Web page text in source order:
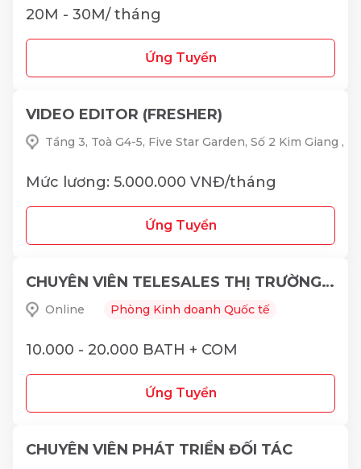
20M - 30M/ tháng
Ứng Tuyển
VIDEO EDITOR (FRESHER)
Tầng 3, Toà G4-5, Five Star Garden, Số 2 Kim Giang ,
Mức lương: 5.000.000 VNĐ/tháng
Ứng Tuyển
CHUYÊN VIÊN TELESALES THỊ TRƯỜNG THÁI LAN
Online Phòng Kinh doanh Quốc tế
10.000 - 20.000 BATH + COM
Ứng Tuyển
CHUYÊN VIÊN PHÁT TRIỂN ĐỐI TÁC